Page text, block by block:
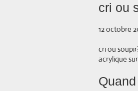
cri ou
12 octobre
cri ou
acrylique